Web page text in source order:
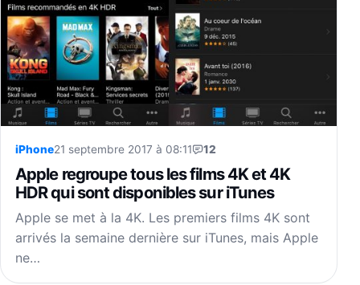
iPhone21 septembre 2017 à 08:11 12
Apple regroupe tous les films 4K et 4K
HDR qui sont disponibles sur iTunes
Apple se met à la 4K. Les premiers films 4K sont
arrivés la semaine dernière sur iTunes, mais Apple
ne…